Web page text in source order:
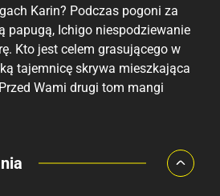
Karin? Podczas pogoni za
papugą, Ichigo niespodziewanie
Kto jest celem grasującego w
tajemnicę skrywa mieszkająca
Wami drugi tom mangi